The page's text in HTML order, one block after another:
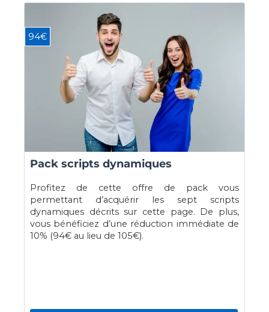
94€
Pack scripts dynamiques
Profitez de cette offre de pack vous
permettant d’acquérir les sept scripts
dynamiques décrits sur cette page. De plus,
vous bénéficiez d’une réduction immédiate de
10% (94€ au lieu de 105€).